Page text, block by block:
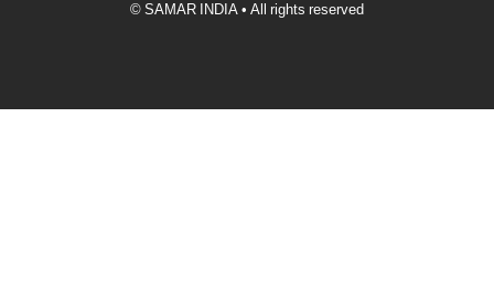
© SAMAR INDIA • All rights reserved